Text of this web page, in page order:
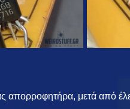
απορροφητήρα, μετά από